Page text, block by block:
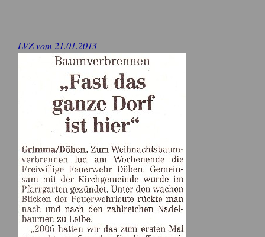
LVZ vom 21.01.2013